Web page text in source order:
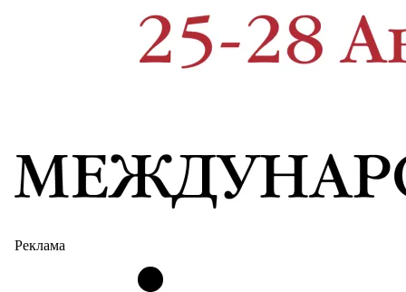
Реклама